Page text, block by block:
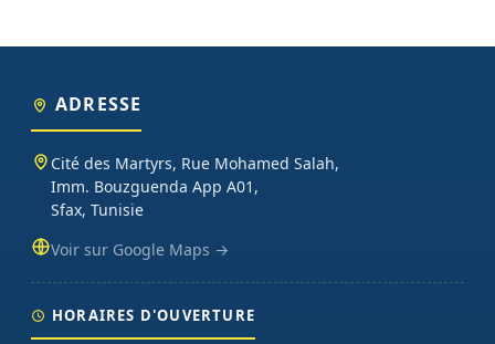
ADRESSE
Cité des Martyrs, Rue Mohamed Salah,
Imm. Bouzguenda App A01,
Sfax, Tunisie
Voir sur Google Maps →
HORAIRES D'OUVERTURE